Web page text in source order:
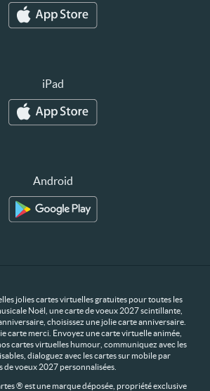
iPad
Android
jolies cartes virtuelles gratuites pour toutes les
Noël, une carte de voeux 2027 scintillante,
choisissez une jolie carte anniversaire.
carte merci. Envoyez une carte virtuelle animée,
cartes virtuelles humour, communiquez avec les
dialoguez avec les cartes sur mobile par
de voeux 2027 personnalisées.
® est une marque déposée, propriété exclusive